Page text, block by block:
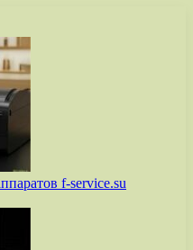
f-service.su